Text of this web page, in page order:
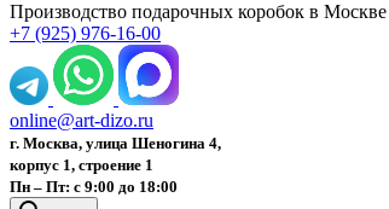
Производство подарочных коробок в Москве
+7 (925) 976-16-00
online@art-dizo.ru
г. Москва, улица Шеногина 4,
корпус 1, строение 1
Пн – Пт: с 9:00 до 18:00